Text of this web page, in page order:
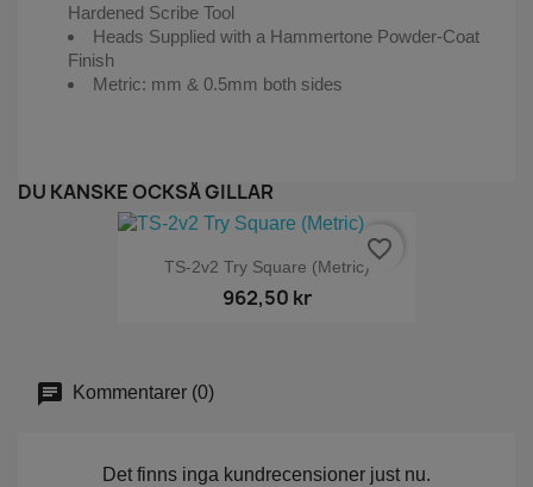
Hardened Scribe Tool
Heads Supplied with a Hammertone Powder-Coat
Finish
Metric: mm & 0.5mm both sides
DU KANSKE OCKSÅ GILLAR
TS-2v2 Try Square (Metric)
962,50 kr
favorite_border
Kommentarer (0)
Det finns inga kundrecensioner just nu.